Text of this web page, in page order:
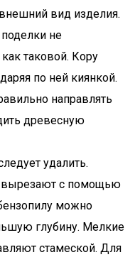
вид изделия.
не
таковой. Кору
по ней киянкой.
направлять
древесную
удалить.
вырезают с помощью
можно
глубину. Мелкие
стамеской. Для